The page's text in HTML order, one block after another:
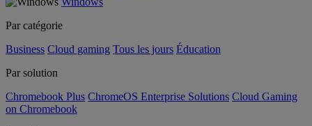
Par catégorie
Business Cloud gaming Tous les jours Éducation
Par solution
Chromebook Plus ChromeOS Enterprise Solutions Cloud Gaming
on Chromebook